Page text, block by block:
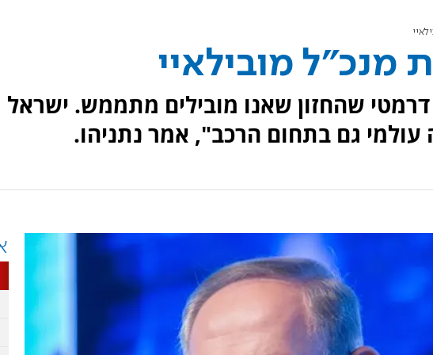
מנכ"ל מובילאיי
שהחזון שאנו מובילים מתממש. ישראל
עולמי גם בתחום הרכב", אמר נתניהו.